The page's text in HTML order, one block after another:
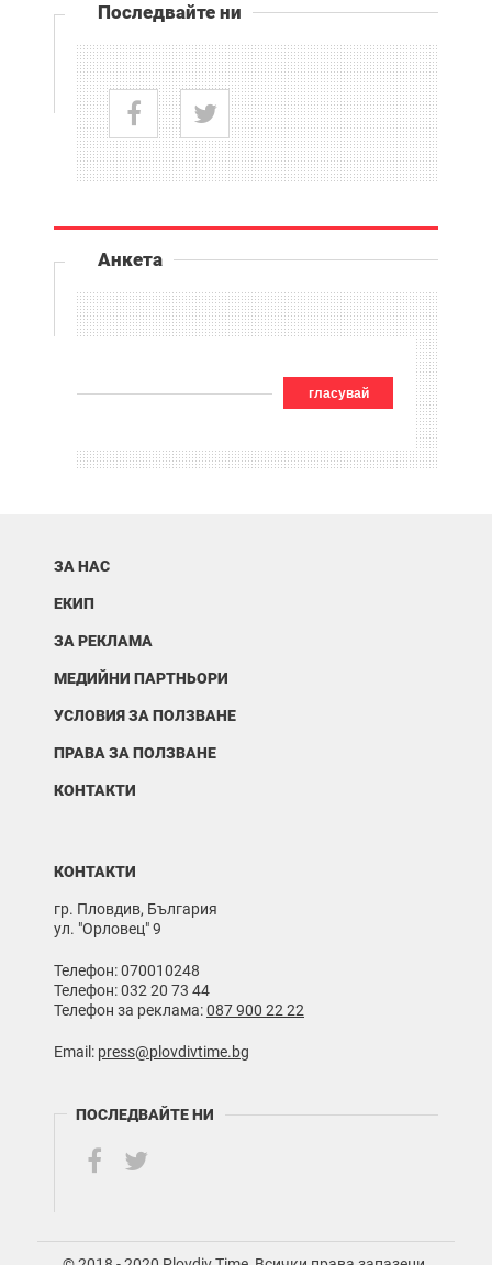
Последвайте ни
Анкета
гласувай
ЗА НАС
ЕКИП
ЗА РЕКЛАМА
МЕДИЙНИ ПАРТНЬОРИ
УСЛОВИЯ ЗА ПОЛЗВАНЕ
ПРАВА ЗА ПОЛЗВАНЕ
КОНТАКТИ
КОНТАКТИ
гр. Пловдив, България
ул. "Орловец" 9
Телефон: 070010248
Телефон: 032 20 73 44
Телефон за реклама:087 900 22 22
Email: press@plovdivtime.bg
ПОСЛЕДВАЙТЕ НИ